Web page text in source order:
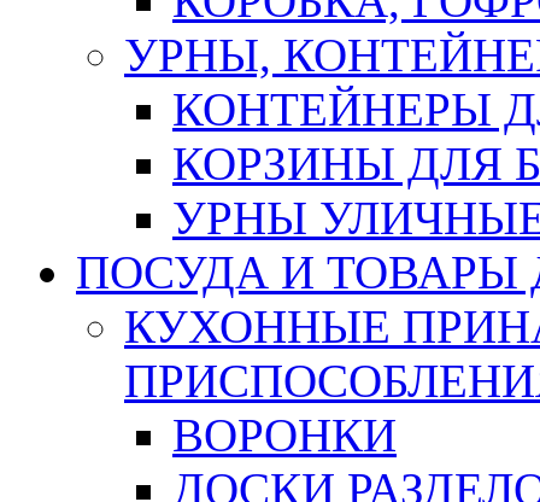
УРНЫ,
КОНТЕЙНЕРЫ
КОРЗИНЫ ДЛЯ
УРНЫ
ПОСУДА И ТОВАРЫ
КУХОННЫЕ
ВОРОНКИ
ДОСКИ